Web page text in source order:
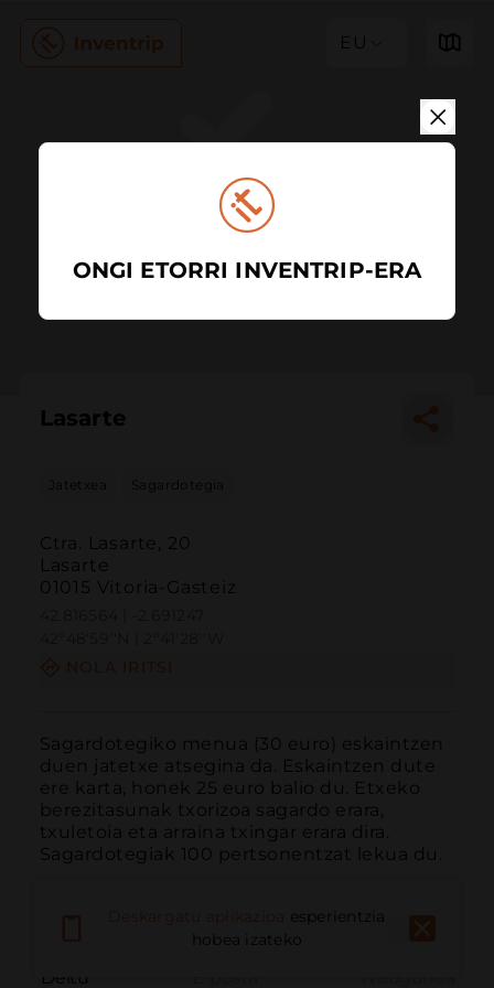
EU
Lasarte
Jatetxea Sagardotegia
Ctra. Lasarte, 20
Lasarte
01015 Vitoria-Gasteiz
Sagardotegiko menua (30 euro) eskaintzen
duen jatetxe atsegina da. Eskaintzen dute
ere karta, honek 25 euro balio du. Etxeko
berezitasunak txorizoa sagardo erara,
txuletoia eta arraina txingar erara dira.
Sagardotegiak 100 pertsonentzat lekua du.
Deitu
esperientzia
hobea izateko
ONGI ETORRI INVENTRIP-ERA